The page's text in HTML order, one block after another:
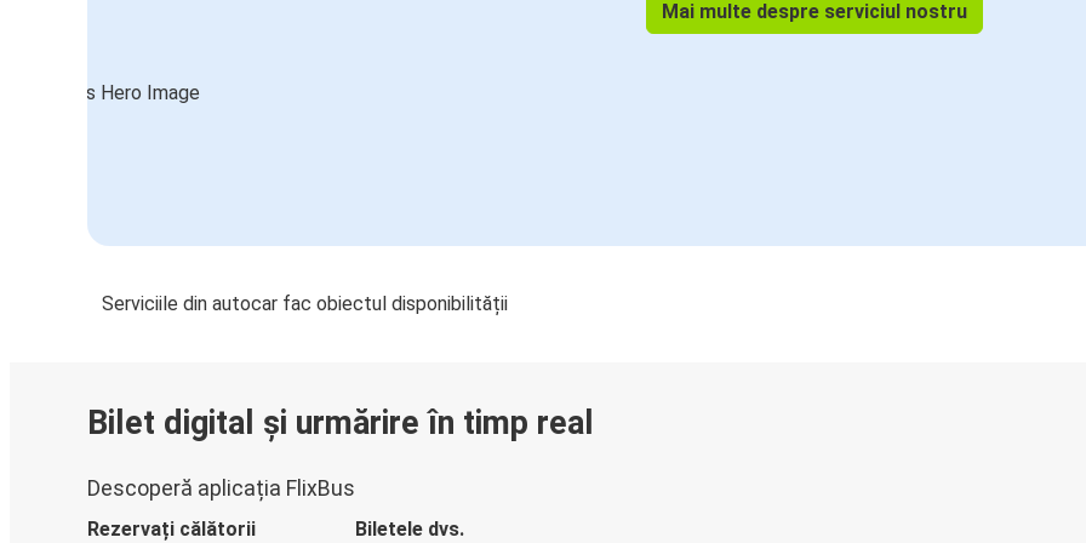
Mai multe despre serviciul nostru
Serviciile din autocar fac obiectul disponibilității
Bilet digital și urmărire în timp real
Descoperă aplicația FlixBus
Rezervați călătorii Biletele dvs.